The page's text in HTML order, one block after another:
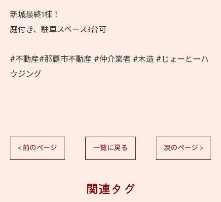
新城最終1棟！
庭付き、駐車スペース3台可
#不動産#那覇市不動産 #仲介業者 #木造 #じょーとーハ
ウジング
< 前のページ 一覧に戻る 次のページ >
関連タグ